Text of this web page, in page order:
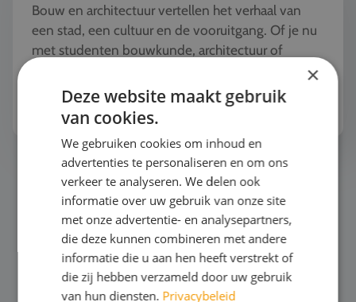
Bouw en architectuur vertellen het verhaal van
een stad, een cultuur en de vooruitgang. Of je nu
met studenten bouwkunde, architectuur of
techniek op reis gaat, overal in Europa ontdek je
iconische...
Bekijk het thema
Automotive
×
Deze website maakt gebruik
van cookies.
We gebruiken cookies om inhoud en
advertenties te personaliseren en om ons
verkeer te analyseren. We delen ook
informatie over uw gebruik van onze site
met onze advertentie- en analysepartners,
die deze kunnen combineren met andere
informatie die u aan hen heeft verstrekt of
die zij hebben verzameld door uw gebruik
van hun diensten. Privacybeleid